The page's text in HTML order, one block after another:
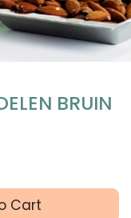
BRUIN
Cart